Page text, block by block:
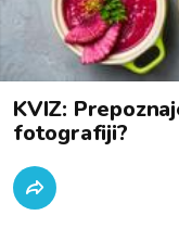
KVIZ:
fotografiji?